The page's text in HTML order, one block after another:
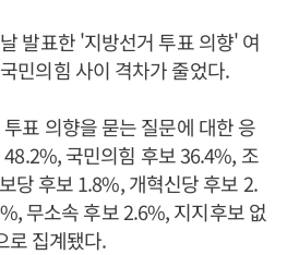
발표한 '지방선거 투표 의향' 여
민의힘 사이 격차가 줄었다.
표 의향을 묻는 질문에 대한 응
국민의힘 후보 36.4%, 조
당 후보 1.8%, 개혁신당 후보 2.
무소속 후보 2.6%, 지지후보 없
로 집계됐다.